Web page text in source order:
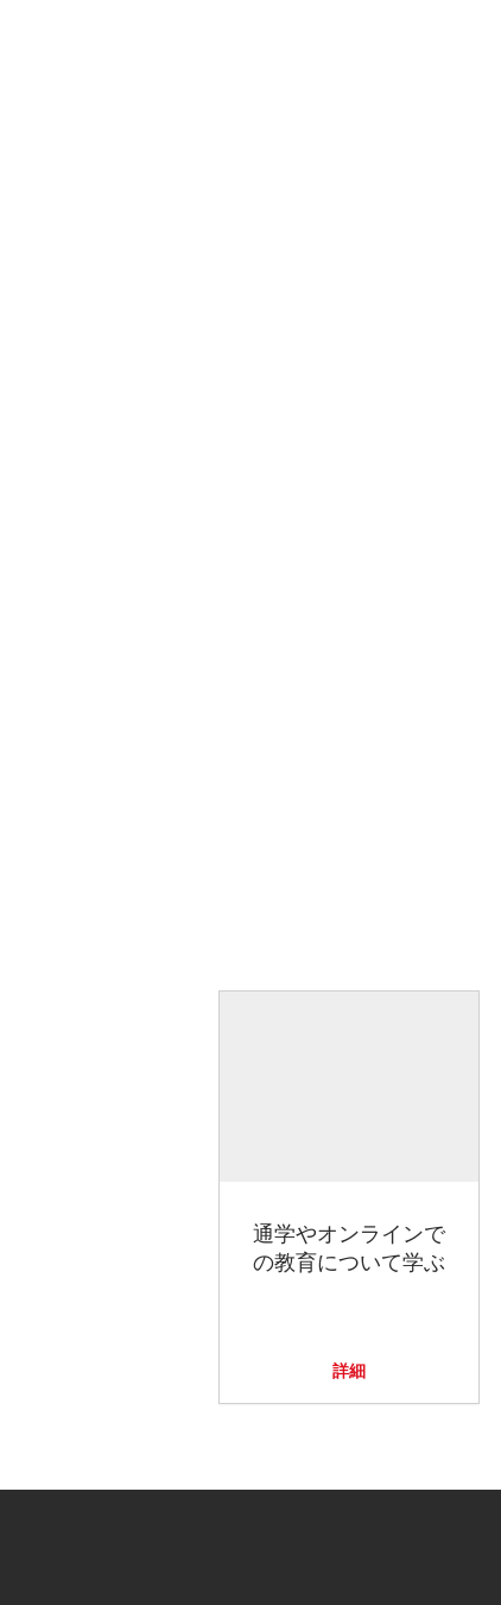
通学やオンラインで
の教育について学ぶ
詳細